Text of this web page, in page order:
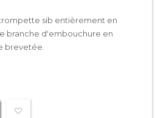
sib entièrement en
branche d'embouchure en
brevetée.